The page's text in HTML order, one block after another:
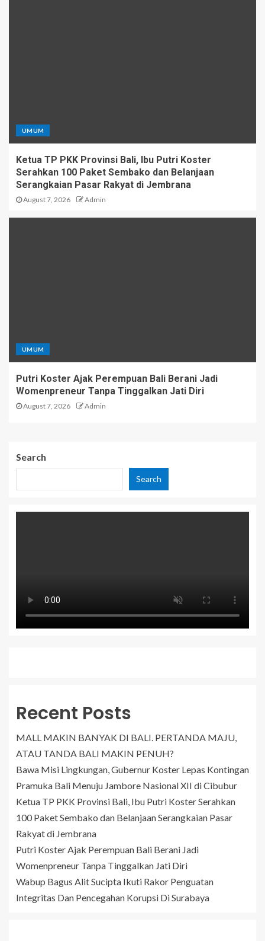
UMUM
Ketua TP PKK Provinsi Bali, Ibu Putri Koster
Serahkan 100 Paket Sembako dan Belanjaan
Serangkaian Pasar Rakyat di Jembrana
August 7, 2026 Admin
UMUM
Putri Koster Ajak Perempuan Bali Berani Jadi
Womenpreneur Tanpa Tinggalkan Jati Diri
August 7, 2026 Admin
Search
Search
Recent Posts
MALL MAKIN BANYAK DI BALI. PERTANDA MAJU,
ATAU TANDA BALI MAKIN PENUH?
Bawa Misi Lingkungan, Gubernur Koster Lepas Kontingan
Pramuka Bali Menuju Jambore Nasional XII di Cibubur
Ketua TP PKK Provinsi Bali, Ibu Putri Koster Serahkan
100 Paket Sembako dan Belanjaan Serangkaian Pasar
Rakyat di Jembrana
Putri Koster Ajak Perempuan Bali Berani Jadi
Womenpreneur Tanpa Tinggalkan Jati Diri
Wabup Bagus Alit Sucipta Ikuti Rakor Penguatan
Integritas Dan Pencegahan Korupsi Di Surabaya